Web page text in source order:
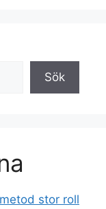
Sök
stor roll